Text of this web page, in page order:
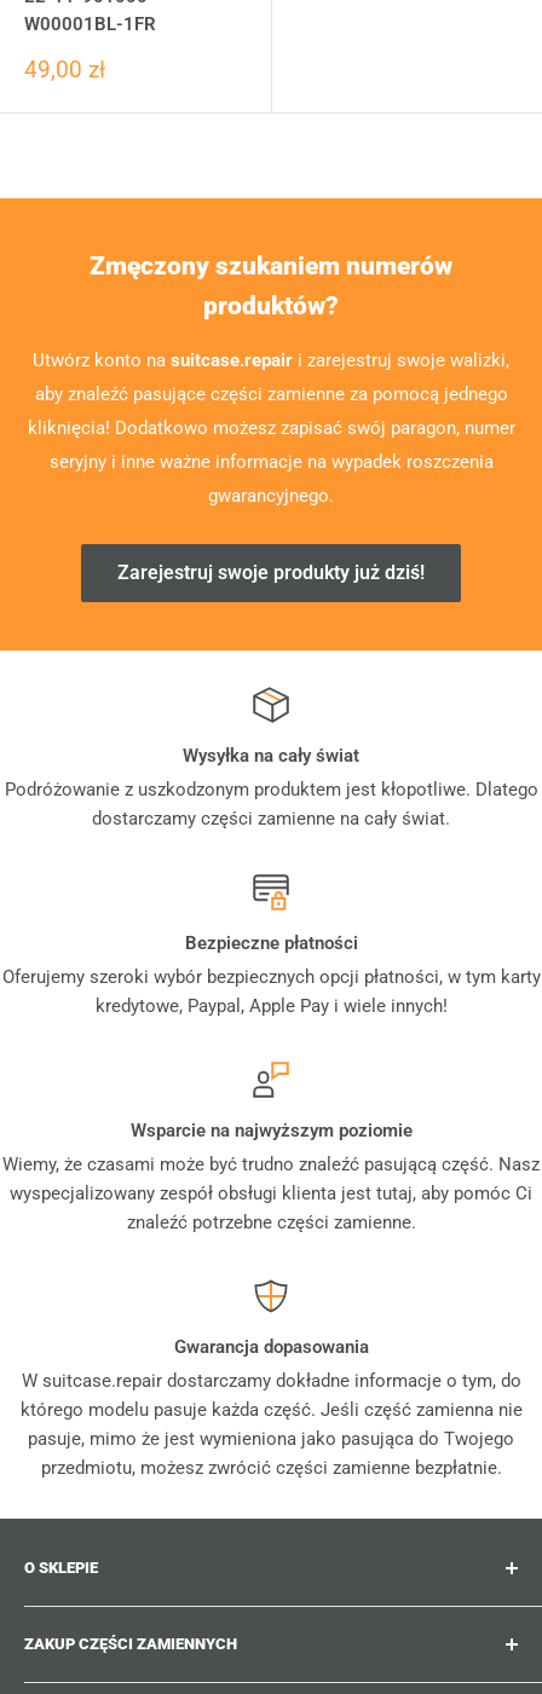
W00001BL-1FR
49,00 zł
Zmęczony szukaniem numerów
produktów?
Utwórz konto na suitcase.repair i zarejestruj swoje walizki,
aby znaleźć pasujące części zamienne za pomocą jednego
kliknięcia! Dodatkowo możesz zapisać swój paragon, numer
seryjny i inne ważne informacje na wypadek roszczenia
gwarancyjnego.
Zarejestruj swoje produkty już dziś!
Wysyłka na cały świat
Podróżowanie z uszkodzonym produktem jest kłopotliwe. Dlatego
dostarczamy części zamienne na cały świat.
Bezpieczne płatności
Oferujemy szeroki wybór bezpiecznych opcji płatności, w tym karty
kredytowe, Paypal, Apple Pay i wiele innych!
Wsparcie na najwyższym poziomie
Wiemy, że czasami może być trudno znaleźć pasującą część. Nasz
wyspecjalizowany zespół obsługi klienta jest tutaj, aby pomóc Ci
znaleźć potrzebne części zamienne.
Gwarancja dopasowania
W suitcase.repair dostarczamy dokładne informacje o tym, do
którego modelu pasuje każda część. Jeśli część zamienna nie
pasuje, mimo że jest wymieniona jako pasująca do Twojego
przedmiotu, możesz zwrócić części zamienne bezpłatnie.
O SKLEPIE
zamiennych, akcesoriów i ulepszeń do Twoich
ukochanych walizek, wózków i toreb. W suitcase.repair
ZAKUP CZĘŚCI ZAMIENNYCH